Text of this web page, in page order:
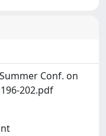
Conf. on
202.pdf